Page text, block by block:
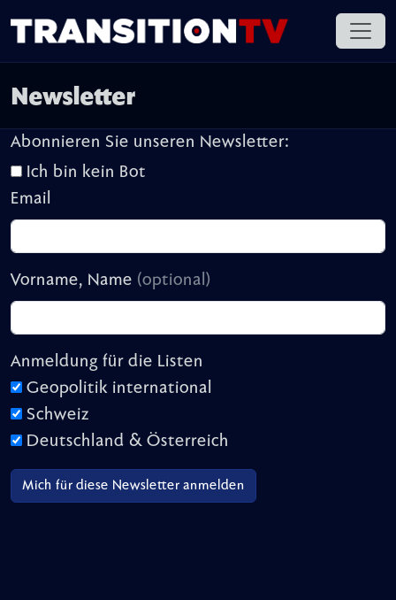
Newsletter
Abonnieren Sie unseren Newsletter:
Ich bin kein Bot
Email
Vorname, Name (optional)
Anmeldung für die Listen
Geopolitik international
Schweiz
Deutschland & Österreich